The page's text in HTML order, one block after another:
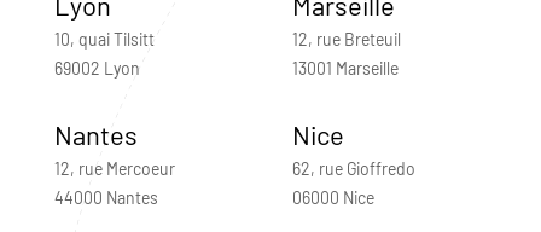
10, quai Tilsitt
69002 Lyon
12, rue Breteuil
13001 Marseille
Nantes
12, rue Mercoeur
44000 Nantes
Nice
62, rue Gioffredo
06000 Nice